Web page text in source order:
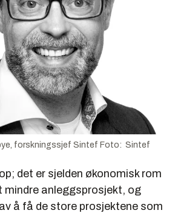
forskningssjef Sintef Foto: Sintef
det er sjelden økonomisk rom
mindre anleggsprosjekt, og
å få de store prosjektene som